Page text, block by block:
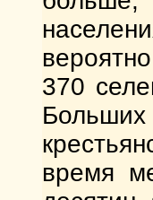
370
время